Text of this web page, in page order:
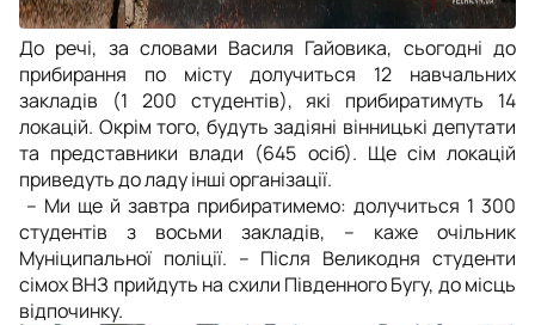
До речі, за словами Василя Гайовика, сьогодні до
прибирання по місту долучиться 12 навчальних
закладів (1 200 студентів), які прибиратимуть 14
локацій. Окрім того, будуть задіяні вінницькі депутати
та представники влади (645 осіб). Ще сім локацій
приведуть до ладу інші організації.
– Ми ще й завтра прибиратимемо: долучиться 1 300
студентів з восьми закладів, – каже очільник
Муніципальної поліції. – Після Великодня студенти
сімох ВНЗ прийдуть на схили Південного Бугу, до місць
відпочинку.